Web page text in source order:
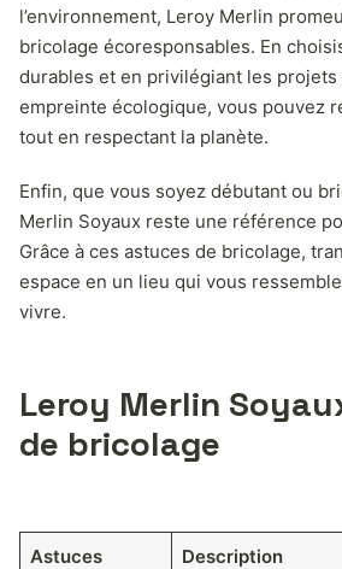
l’environnement, Leroy Merlin
bricolage écoresponsables. En
durables et en privilégiant les
empreinte écologique, vous pouvez
tout en respectant la planète.
Enfin, que vous soyez débutant ou
Merlin Soyaux reste une référence
Grâce à ces astuces de bricolage,
espace en un lieu qui vous
vivre.
Leroy Merlin
de bricolage
Astuces Description